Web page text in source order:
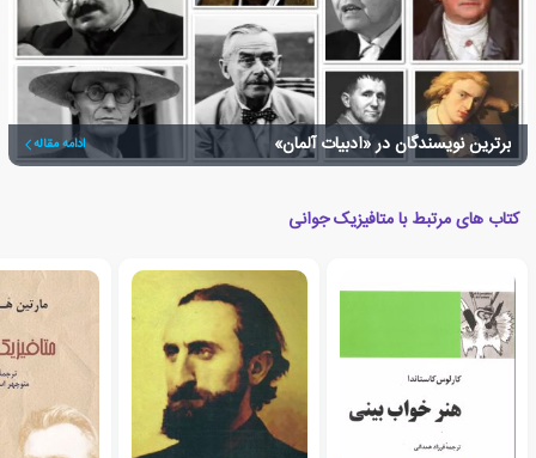
برترین نویسندگان در «ادبیات آلمان» ادامه مقاله
کتاب های مرتبط با متافیزیک جوانی